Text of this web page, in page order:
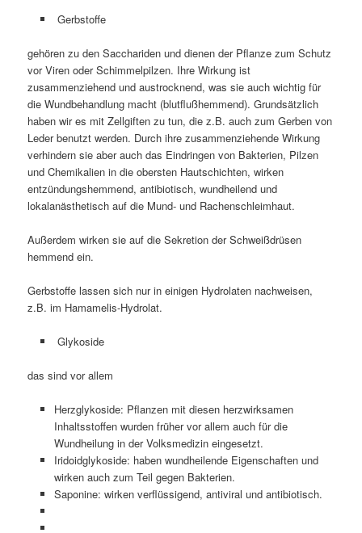
Gerbstoffe
gehören zu den Sacchariden und dienen der Pflanze zum Schutz
vor Viren oder Schimmelpilzen. Ihre Wirkung ist
zusammenziehend und austrocknend, was sie auch wichtig für
die Wundbehandlung macht (blutflußhemmend). Grundsätzlich
haben wir es mit Zellgiften zu tun, die z.B. auch zum Gerben von
Leder benutzt werden. Durch ihre zusammenziehende Wirkung
verhindern sie aber auch das Eindringen von Bakterien, Pilzen
und Chemikalien in die obersten Hautschichten, wirken
entzündungshemmend, antibiotisch, wundheilend und
lokalanästhetisch auf die Mund- und Rachenschleimhaut.
Außerdem wirken sie auf die Sekretion der Schweißdrüsen
hemmend ein.
Gerbstoffe lassen sich nur in einigen Hydrolaten nachweisen,
z.B. im Hamamelis-Hydrolat.
Glykoside
das sind vor allem
Herzglykoside: Pflanzen mit diesen herzwirksamen
Inhaltsstoffen wurden früher vor allem auch für die
Wundheilung in der Volksmedizin eingesetzt.
Iridoidglykoside: haben wundheilende Eigenschaften und
wirken auch zum Teil gegen Bakterien.
Saponine: wirken verflüssigend, antiviral und antibiotisch.